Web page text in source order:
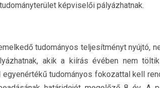
képviselői pályázhatnak.
tudományos teljesítményt nyújtó,
akik a kiírás évében nem
tudományos fokozattal kell